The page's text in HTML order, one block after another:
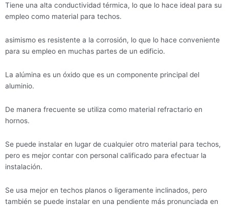
Tiene una alta conductividad térmica, lo que lo hace ideal para su
empleo como material para techos.
asimismo es resistente a la corrosión, lo que lo hace conveniente
para su empleo en muchas partes de un edificio.
La alúmina es un óxido que es un componente principal del
aluminio.
De manera frecuente se utiliza como material refractario en
hornos.
Se puede instalar en lugar de cualquier otro material para techos,
pero es mejor contar con personal calificado para efectuar la
instalación.
Se usa mejor en techos planos o ligeramente inclinados, pero
también se puede instalar en una pendiente más pronunciada en